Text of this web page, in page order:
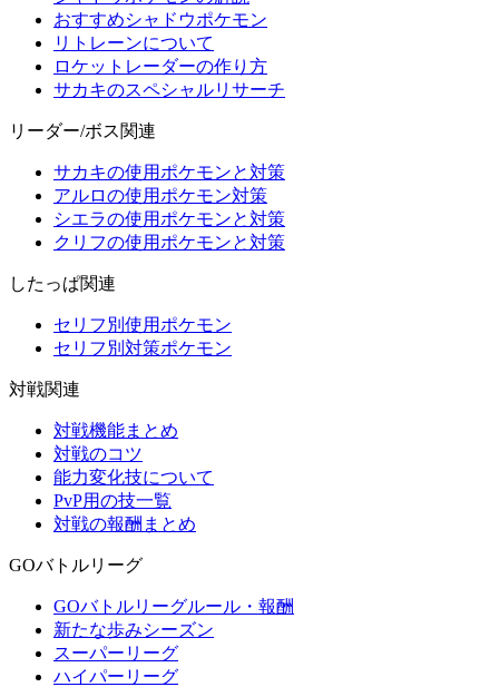
おすすめシャドウポケモン
リトレーンについて
ロケットレーダーの作り方
サカキのスペシャルリサーチ
リーダー/ボス関連
サカキの使用ポケモンと対策
アルロの使用ポケモン対策
シエラの使用ポケモンと対策
クリフの使用ポケモンと対策
したっぱ関連
セリフ別使用ポケモン
セリフ別対策ポケモン
対戦関連
対戦機能まとめ
対戦のコツ
能力変化技について
PvP用の技一覧
対戦の報酬まとめ
GOバトルリーグ
GOバトルリーグルール・報酬
新たな歩みシーズン
スーパーリーグ
ハイパーリーグ